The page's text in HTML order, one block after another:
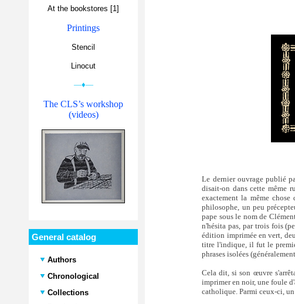
At the bookstores [1]
Printings
Stencil
Linocut
—♦—
The CLS’s workshop
(videos)
General catalog
Authors
Chronological
Collections
Le dernier ouvrage publié
disait-on dans cette même
exactement la même
philosophe, un peu
pape sous le nom de
n'hésita pas, par trois fois
édition imprimée en vert,
titre l'indique, il fut le
phrases isolées
Cela dit, si son œuvre
imprimer en noir, une foule
catholique. Parmi ceux-ci, un